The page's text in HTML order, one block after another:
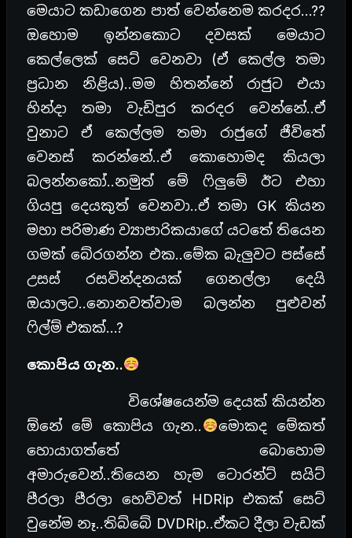
මෙයාට කඩාගෙන පාත් වෙන්නෙම කරදර…??
ඔහොම ඉන්නකොට දවසක් මෙයාට
කෙල්ලෙක් සෙට් වෙනවා (ඒ කෙල්ල තමා
ප්‍රධාන නිළිය)..මම හිතන්නේ රාජුට එයා
හින්දා තමා වැඩිපුර කරදර වෙන්නේ..ඒ
වුනාට ඒ කෙල්ලම තමා රාජුගේ ජීවිතේ
වෙනස් කරන්නේ..ඒ කොහොමද කියලා
බලන්නකෝ..නමුත් මේ ෆිලුමේ ඊට එහා
ගියපු දෙයකුත් වෙනවා..ඒ තමා GK කියන
මහා පරිමාණ ව්‍යාපාරිකයාගේ යටතේ තියෙන
ගමක් බේරගන්න එක..මේක බැලුවට පස්සේ
උසස් රසවින්දනයක් ගෙනල්ලා දෙයි
ඔයාලට..නොනවත්වාම බලන්න පුළුවන්
ෆිල්ම් එකක්…?
කොපිය ගැන..
විශේෂයෙන්ම දෙයක් කියන්න
ඕනේ මේ කොපිය ගැන..
මොකද මේකත්
හොයාගත්තේ බොහොම
අමාරුවෙන්..තියෙන හැම ටොරන්ට් සයිට්
පීරලා පීරලා හෙව්වත් HDRip එකක් සෙට්
වුනේම නෑ..තිබ්බේ DVDRip..ඒකට දීලා වැඩක්